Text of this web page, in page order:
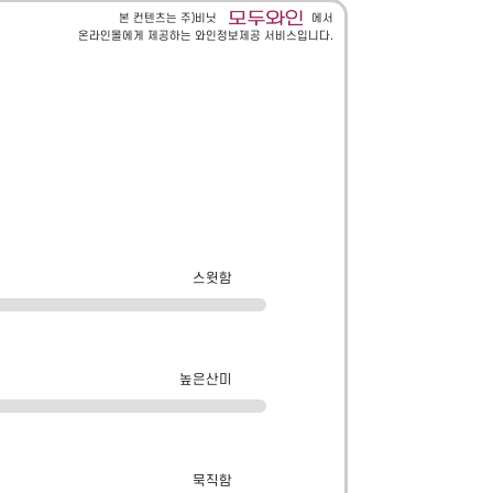
본 컨텐츠는 주)비닛
에서
온라인몰에게 제공하는 와인정보제공 서비스입니다.
스윗함
높은산미
묵직함